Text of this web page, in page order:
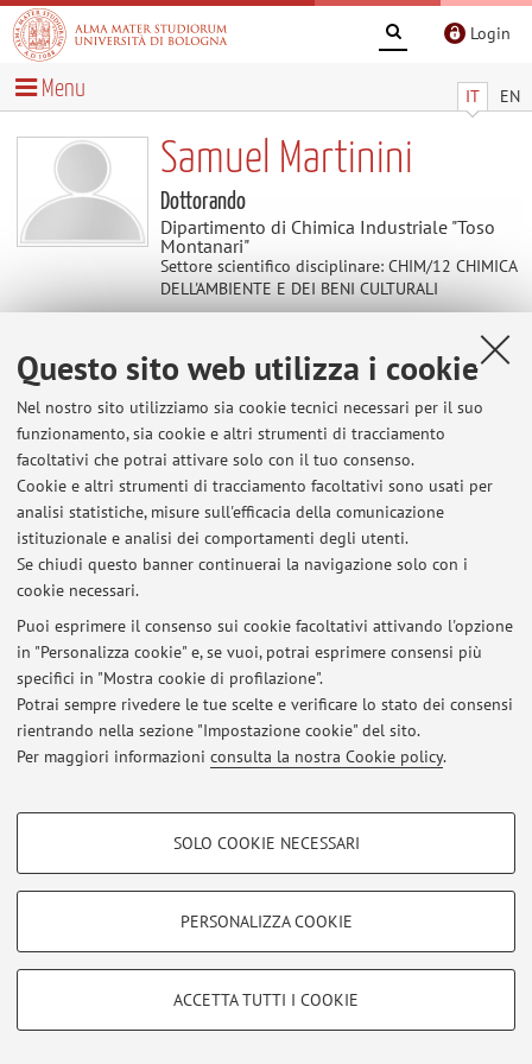
Questo sito web utilizza i cookie
Nel nostro sito utilizziamo sia cookie tecnici necessari per il suo
funzionamento, sia cookie e altri strumenti di tracciamento
facoltativi che potrai attivare solo con il tuo consenso.
Cookie e altri strumenti di tracciamento facoltativi sono usati per
analisi statistiche, misure sull'efficacia della comunicazione
istituzionale e analisi dei comportamenti degli utenti.
Se chiudi questo banner continuerai la navigazione solo con i
cookie necessari.
Puoi esprimere il consenso sui cookie facoltativi attivando l'opzione
in "Personalizza cookie" e, se vuoi, potrai esprimere consensi più
specifici in "Mostra cookie di profilazione".
Potrai sempre rivedere le tue scelte e verificare lo stato dei consensi
rientrando nella sezione "Impostazione cookie" del sito.
Per maggiori informazioni consulta la nostra Cookie policy.
COOKIE DI PROFILAZIONE - FACOLTATIVI
COOKIE TECNICI - NECESSARI
Si tratta di cookie tecnici utilizzati, a titolo esemplificativo, per il corretto
SOLO COOKIE NECESSARI
PERSONALIZZA COOKIE
ACCETTA TUTTI I COOKIE
Login
IT EN
Menu
Samuel Martinini
Dottorando
Dipartimento di Chimica Industriale "Toso
Montanari"
Settore scientifico disciplinare: CHIM/12 CHIMICA
DELL'AMBIENTE E DEI BENI CULTURALI
Contatti
E-mail: samuel.martinini2@unibo.it
Dipartimento di Chimica Industriale "Toso Montanari"
Via Piero Gobetti 85, Bologna -Vai alla mappa
Ultimi avvisi
Al momento non sono presenti avvisi.
Accedi tramiteloginper gestire tutti i contenuti del sito.
© 2026 - ALMA MATER STUDIORUM - Università di Bologna - Via
Zamboni, 33 - 40126 Bologna - Partita IVA: 01131710376